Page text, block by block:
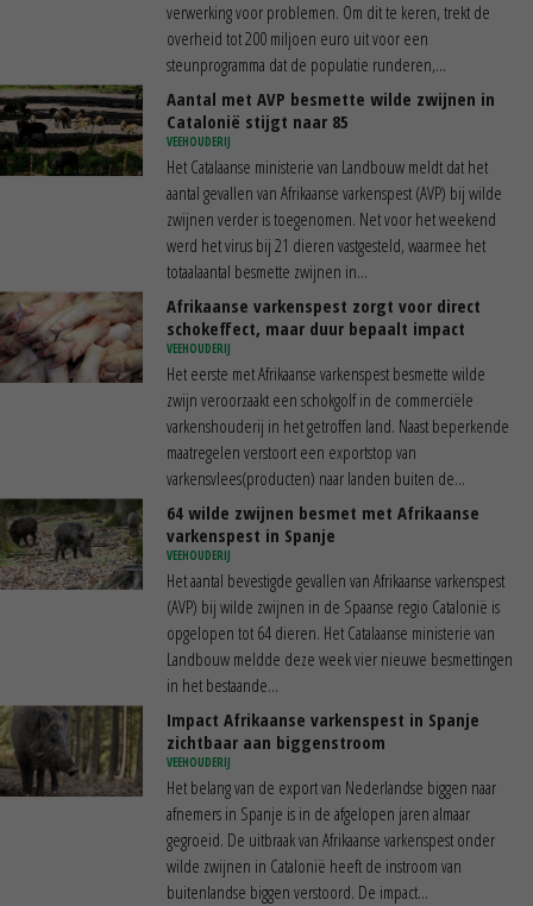
verwerking voor problemen. Om dit te keren, trekt de
overheid tot 200 miljoen euro uit voor een
steunprogramma dat de populatie runderen,...
Aantal met AVP besmette wilde zwijnen in
Catalonië stijgt naar 85
VEEHOUDERIJ
Het Catalaanse ministerie van Landbouw meldt dat het
aantal gevallen van Afrikaanse varkenspest (AVP) bij wilde
zwijnen verder is toegenomen. Net voor het weekend
werd het virus bij 21 dieren vastgesteld, waarmee het
totaalaantal besmette zwijnen in...
Afrikaanse varkenspest zorgt voor direct
schokeffect, maar duur bepaalt impact
VEEHOUDERIJ
Het eerste met Afrikaanse varkenspest besmette wilde
zwijn veroorzaakt een schokgolf in de commerciële
varkenshouderij in het getroffen land. Naast beperkende
maatregelen verstoort een exportstop van
varkensvlees(producten) naar landen buiten de...
64 wilde zwijnen besmet met Afrikaanse
varkenspest in Spanje
VEEHOUDERIJ
Het aantal bevestigde gevallen van Afrikaanse varkenspest
(AVP) bij wilde zwijnen in de Spaanse regio Catalonië is
opgelopen tot 64 dieren. Het Catalaanse ministerie van
Landbouw meldde deze week vier nieuwe besmettingen
in het bestaande...
Impact Afrikaanse varkenspest in Spanje
zichtbaar aan biggenstroom
VEEHOUDERIJ
Het belang van de export van Nederlandse biggen naar
afnemers in Spanje is in de afgelopen jaren almaar
gegroeid. De uitbraak van Afrikaanse varkenspest onder
wilde zwijnen in Catalonië heeft de instroom van
buitenlandse biggen verstoord. De impact...